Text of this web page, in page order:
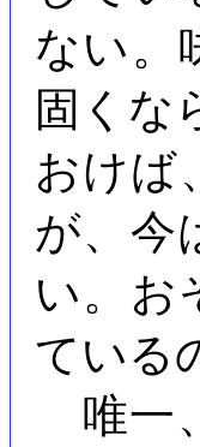
ない。
固くな
おけば
が、今
い。お
ている
唯一